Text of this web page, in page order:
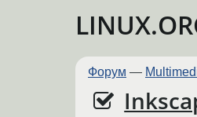
Форум —